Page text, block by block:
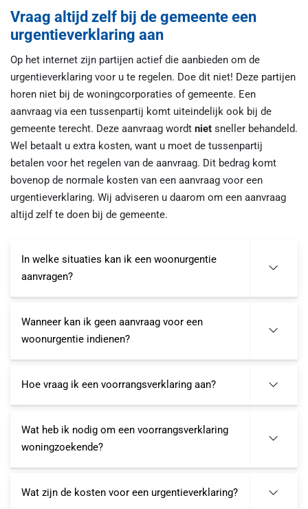
Vraag altijd zelf bij de gemeente een
urgentieverklaring aan
Op het internet zijn partijen actief die aanbieden om de
urgentieverklaring voor u te regelen. Doe dit niet! Deze partijen
horen niet bij de woningcorporaties of gemeente. Een
aanvraag via een tussenpartij komt uiteindelijk ook bij de
gemeente terecht. Deze aanvraag wordt niet sneller behandeld.
Wel betaalt u extra kosten, want u moet de tussenpartij
betalen voor het regelen van de aanvraag. Dit bedrag komt
bovenop de normale kosten van een aanvraag voor een
urgentieverklaring. Wij adviseren u daarom om een aanvraag
altijd zelf te doen bij de gemeente.
In welke situaties kan ik een woonurgentie
aanvragen?
Wanneer kan ik geen aanvraag voor een
woonurgentie indienen?
Hoe vraag ik een voorrangsverklaring aan?
Wat heb ik nodig om een voorrangsverklaring
woningzoekende?
Wat zijn de kosten voor een urgentieverklaring?